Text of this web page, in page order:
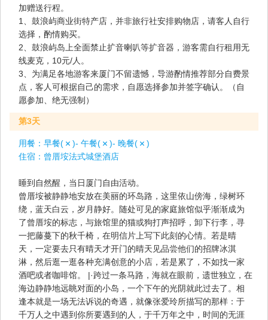
加赠送行程。
1、鼓浪屿商业街特产店，并非旅行社安排购物店，请客人自行
选择，酌情购买。
2、鼓浪屿岛上全面禁止扩音喇叭等扩音器，游客需自行租用无
线麦克，10元/人。
3、为满足各地游客来厦门不留遗憾，导游酌情推荐部分自费景
点，客人可根据自己的需求，自愿选择参加并签字确认。（自
愿参加、绝无强制）
第3天
用餐： 早餐( )- 午餐( )- 晚餐(
)
住宿： 曾厝垵法式城堡酒店
睡到自然醒，当日厦门自由活动。
曾厝垵被静静地安放在美丽的环岛路，这里依山傍海，绿树环
绕，蓝天白云，岁月静好。随处可见的家庭旅馆似乎渐渐成为
了曾厝垵的标志，与旅馆里的猫或狗打声招呼，卸下行李，寻
一把藤蔓下的秋千椅，在明信片上写下此刻的心情。若是晴
天，一定要去只有晴天才开门的晴天见品尝他们的招牌冰淇
淋，然后逛一逛各种充满创意的小店，若是累了，不如找一家
酒吧或者咖啡馆。 |·跨过一条马路，海就在眼前，遗世独立，在
海边静静地远眺对面的小岛，一个下午的光阴就此过去了。相
逢本就是一场无法诉说的奇遇，就像张爱玲所描写的那样：于
千万人之中遇到你所要遇到的人，于千万年之中，时间的无涯